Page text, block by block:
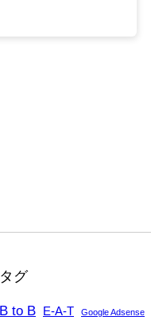
タグ
B to B E-A-T Google Adsense